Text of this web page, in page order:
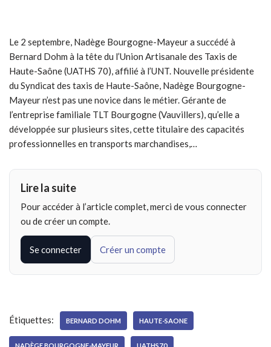
Le 2 septembre, Nadège Bourgogne-Mayeur a succédé à
Bernard Dohm à la tête du l’Union Artisanale des Taxis de
Haute-Saône (UATHS 70), affilié à l’UNT. Nouvelle présidente
du Syndicat des taxis de Haute-Saône, Nadège Bourgogne-
Mayeur n’est pas une novice dans le métier. Gérante de
l’entreprise familiale TLT Bourgogne (Vauvillers), qu’elle a
développée sur plusieurs sites, cette titulaire des capacités
professionnelles en transports marchandises,…
Lire la suite
Pour accéder à l’article complet, merci de vous connecter
ou de créer un compte.
Se connecter Créer un compte
Étiquettes: BERNARD DOHM HAUTE-SAONE
NADÈGE BOURGOGNE-MAYEUR UATHS70